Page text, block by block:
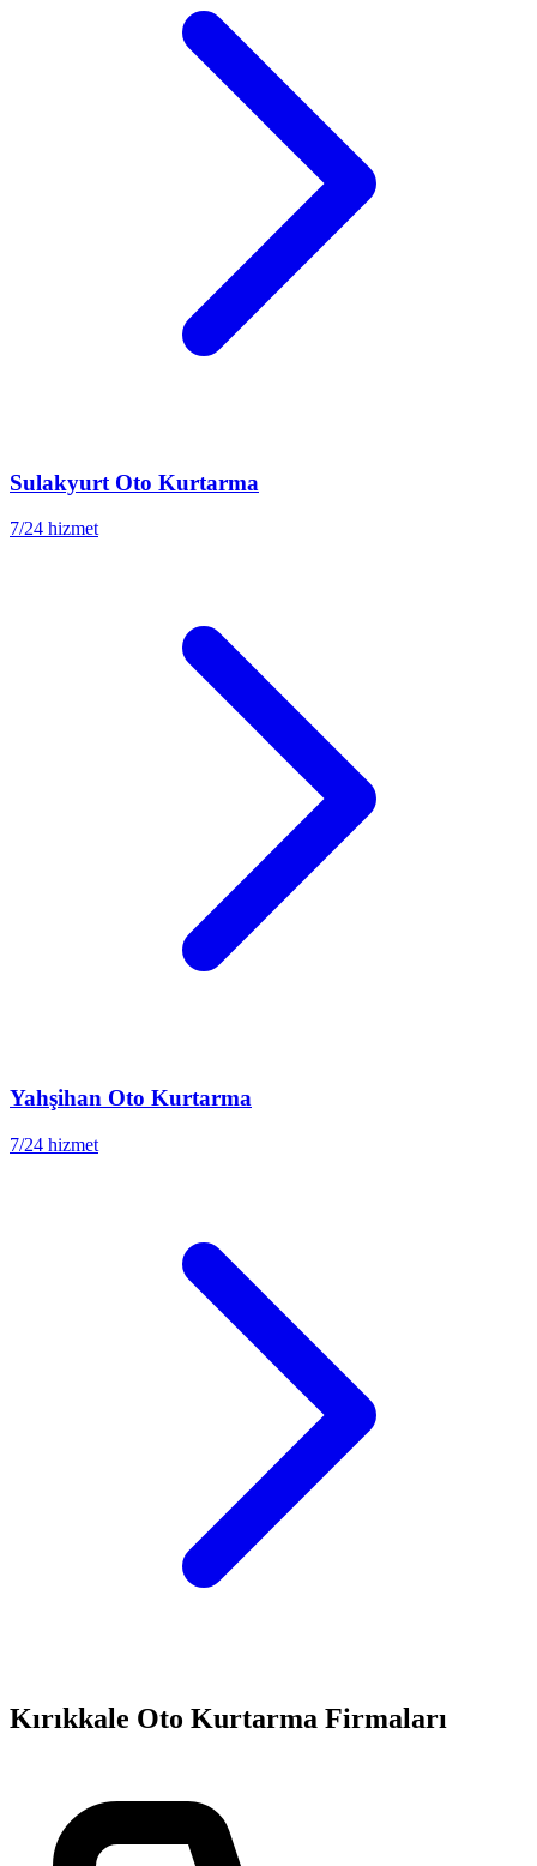
Sulakyurt Oto Kurtarma
7/24 hizmet
Yahşihan Oto Kurtarma
7/24 hizmet
Kırıkkale Oto Kurtarma Firmaları